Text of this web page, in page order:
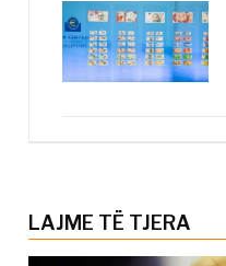
LAJME TË TJERA